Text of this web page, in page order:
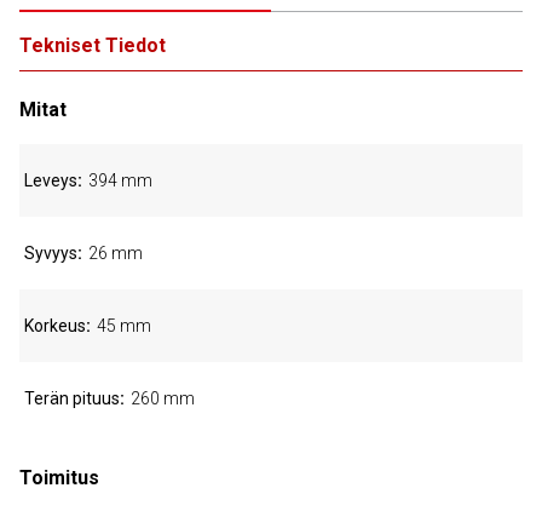
Tekniset Tiedot
Mitat
Leveys 394 mm
Syvyys 26 mm
Korkeus 45 mm
Terän pituus 260 mm
Toimitus